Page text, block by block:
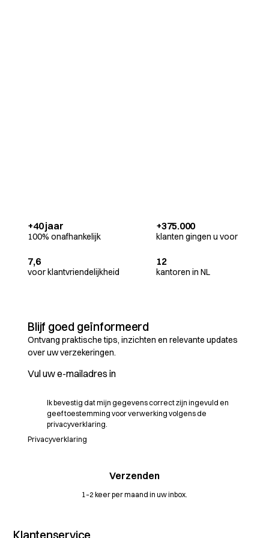
+40 jaar
100% onafhankelijk
+375.000
klanten gingen u voor
7,6
voor klantvriendelijkheid
12
kantoren in NL
Blijf goed geïnformeerd
Ontvang praktische tips, inzichten en relevante updates
over uw verzekeringen.
Ik bevestig dat mijn gegevens correct zijn ingevuld en
geef toestemming voor verwerking volgens de
privacyverklaring.
Privacyverklaring
1–2 keer per maand in uw inbox.